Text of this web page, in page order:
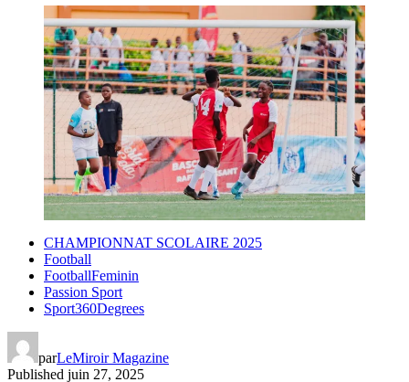
CHAMPIONNAT SCOLAIRE 2025
Football
FootballFeminin
Passion Sport
Sport360Degrees
parLeMiroir Magazine
Published juin 27, 2025